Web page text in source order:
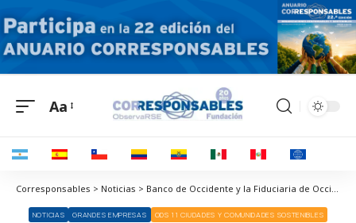
Aa
Corresponsables > Noticias > Banco de Occidente y la Fiduciaria de Occidente ocupan los primeros puestos en el ranking BCX y los premios Prixtar 2022
NOTICIAS GRANDES EMPRESAS ODS 11 CIUDADES Y COMUNIDADES SOSTENIBLES